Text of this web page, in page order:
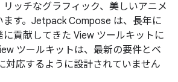
ッチなグラフィック、美しいアニメ
ます。Jetpack Compose は、長年に
貢献してきた View ツールキットに
ツールキットは、最新の要件とベ
対応するように設計されていません